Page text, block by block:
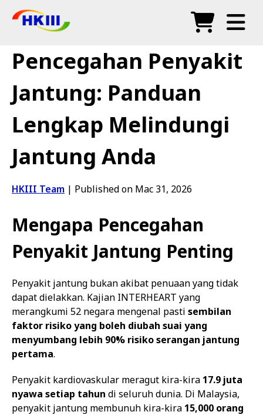
Soalan Lazim
Blog
Agen Sah
Kedai
Pencegahan Penyakit
Jantung: Panduan
Lengkap Melindungi
Jantung Anda
HKIII Team | Published on Mac 31, 2026
Mengapa Pencegahan
Penyakit Jantung Penting
Penyakit jantung bukan akibat penuaan yang tidak
dapat dielakkan. Kajian INTERHEART yang
merangkumi 52 negara mengenal pasti sembilan
faktor risiko yang boleh diubah suai yang
menyumbang lebih 90% risiko serangan jantung
pertama.
Penyakit kardiovaskular meragut kira-kira 17.9 juta
nyawa setiap tahun di seluruh dunia. Di Malaysia,
penyakit jantung membunuh kira-kira 15,000 orang